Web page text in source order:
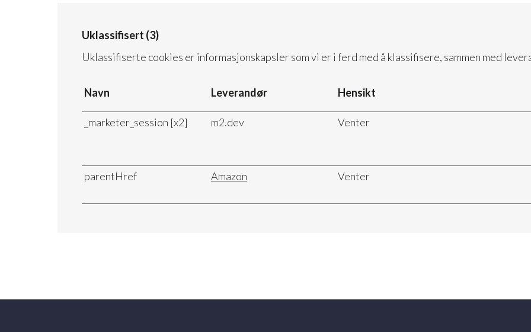
Uklassifisert (3)
Uklassifiserte cookies er informasjonskapsler som vi er i ferd med å klassifisere, sammen med
Navn Leverandør Hensikt
_marketer_session [x2] m2.dev Venter
parentHref
Amazon Venter